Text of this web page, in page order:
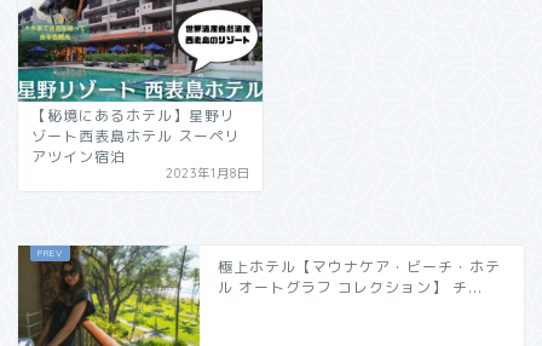
【秘境にあるホテル】星野リ
ゾート西表島ホテル スーペリ
アツイン宿泊
2023年1月8日
極上ホテル【マウナケア・ビーチ・ホテ
ル オートグラフ コレクション】 チ...